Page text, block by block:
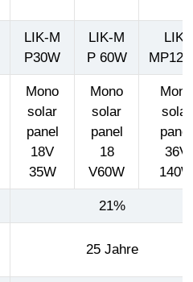
LIK-M
P30W
LIK-M
P 60W
LIK-
Mono
solar
panel
18V
35W
Mono
solar
panel
18
V60W
Mono
solar
panel
36V
140W
21%
25 Jahre